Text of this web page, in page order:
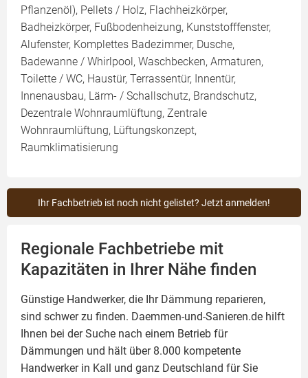
Pflanzenöl), Pellets / Holz, Flachheizkörper,
Badheizkörper, Fußbodenheizung, Kunststofffenster,
Alufenster, Komplettes Badezimmer, Dusche,
Badewanne / Whirlpool, Waschbecken, Armaturen,
Toilette / WC, Haustür, Terrassentür, Innentür,
Innenausbau, Lärm- / Schallschutz, Brandschutz,
Dezentrale Wohnraumlüftung, Zentrale
Wohnraumlüftung, Lüftungskonzept,
Raumklimatisierung
Ihr Fachbetrieb ist noch nicht gelistet? Jetzt anmelden!
Regionale Fachbetriebe mit
Kapazitäten in Ihrer Nähe finden
Günstige Handwerker, die Ihr Dämmung reparieren,
sind schwer zu finden. Daemmen-und-Sanieren.de hilft
Ihnen bei der Suche nach einem Betrieb für
Dämmungen und hält über 8.000 kompetente
Handwerker in Kall und ganz Deutschland für Sie